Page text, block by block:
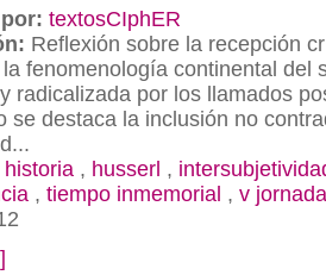
textosCIphER
Reflexión sobre la recepción
fenomenología continental del
radicalizada por los llamados
se destaca la inclusión no
historia , husserl ,
, tiempo inmemorial , v